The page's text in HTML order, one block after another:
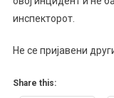
инспекторот.
Не се пријавени
Share this: